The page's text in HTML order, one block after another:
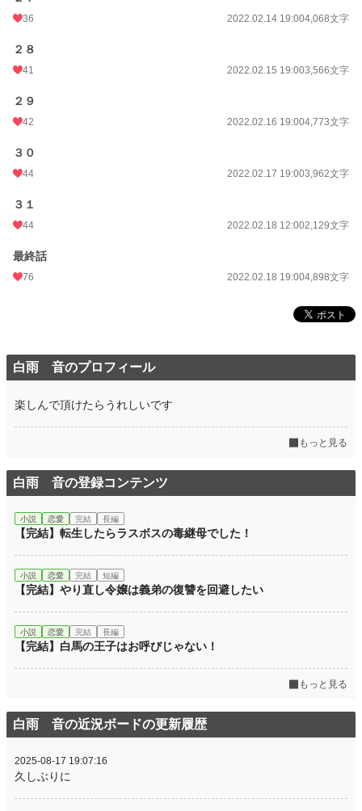
36 2022.02.14 19:004,068文字
２８
41 2022.02.15 19:003,566文字
２９
42 2022.02.16 19:004,773文字
３０
44 2022.02.17 19:003,962文字
３１
44 2022.02.18 12:002,129文字
最終話
76 2022.02.18 19:004,898文字
白雨 音のプロフィール
楽しんで頂けたらうれしいです
もっと見る
白雨 音の登録コンテンツ
小説 恋愛 完結 長編
【完結】転生したらラスボスの毒継母でした！
小説 恋愛 完結 短編
【完結】やり直し令嬢は義弟の復讐を回避したい
小説 恋愛 完結 長編
【完結】白馬の王子はお呼びじゃない！
もっと見る
白雨 音の近況ボードの更新履歴
2025-08-17 19:07:16
久しぶりに